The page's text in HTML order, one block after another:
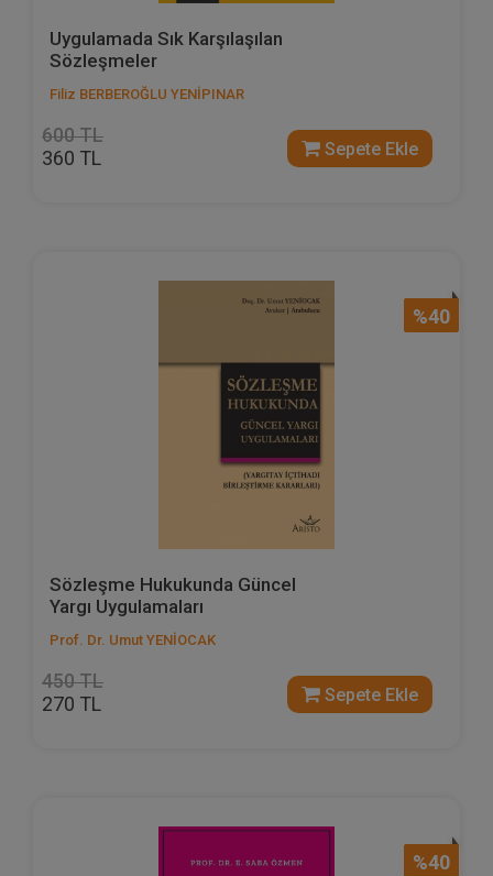
Uygulamada Sık Karşılaşılan
Sözleşmeler
Filiz BERBEROĞLU YENİPINAR
600 TL
360 TL Sepete Ekle
%40
Sözleşme Hukukunda Güncel
Yargı Uygulamaları
Prof. Dr. Umut YENİOCAK
450 TL
270 TL Sepete Ekle
%40